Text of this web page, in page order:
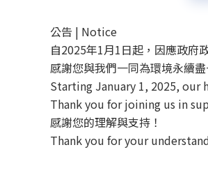
公告 | Notice
自2025年1月1日起，因應政府
感謝您與我們一同為環境永續盡
Starting January 1, 2025,
Thank you for joining us in
感謝您的理解與支持！
Thank you for your